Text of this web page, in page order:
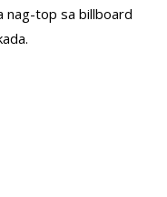
nag-top sa billboard